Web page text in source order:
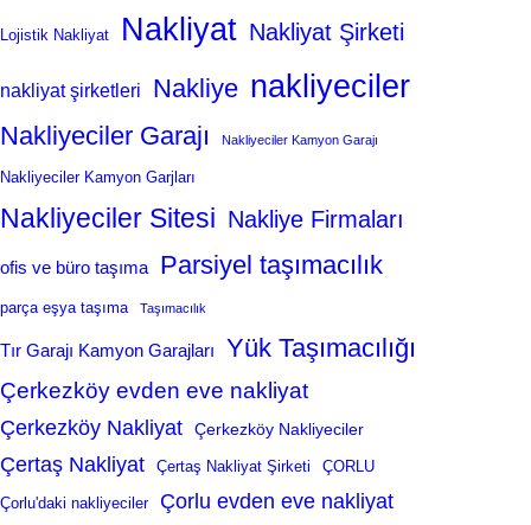
Lojistik Nakliyat Nakliyat Nakliyat Şirketi
nakliyat şirketleri Nakliye nakliyeciler
Nakliyeciler Garajı Nakliyeciler Kamyon Garajı
Nakliyeciler Kamyon Garjları
Nakliyeciler Sitesi Nakliye Firmaları
ofis ve büro taşıma Parsiyel taşımacılık
parça eşya taşıma Taşımacılık
Tır Garajı Kamyon Garajları Yük Taşımacılığı
Çerkezköy evden eve nakliyat
Çerkezköy Nakliyat Çerkezköy Nakliyeciler
Çertaş Nakliyat Çertaş Nakliyat Şirketi ÇORLU
Çorlu'daki nakliyeciler Çorlu evden eve nakliyat